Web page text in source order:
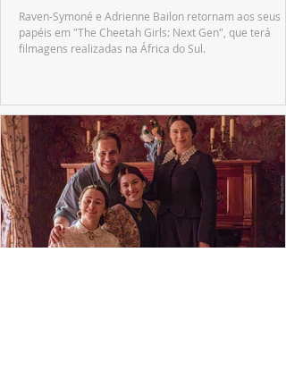
Raven-Symoné e Adrienne Bailon retornam aos seus
papéis em "The Cheetah Girls: Next Gen", que terá
filmagens realizadas na África do Sul.